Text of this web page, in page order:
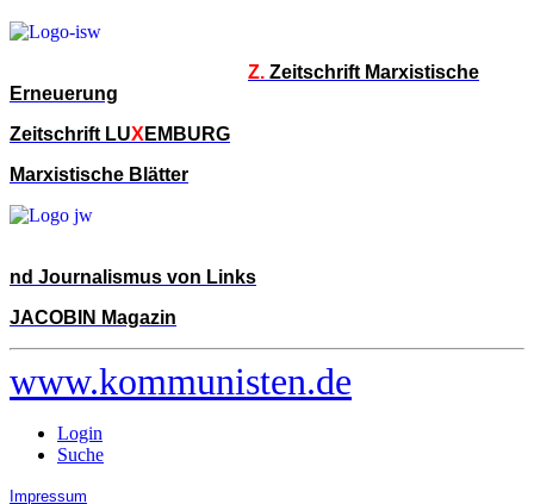
Z. Zeitschrift Marxistische
Erneuerung
Zeitschrift LUX EMBURG
Marxistische Blätter
nd Journalismus von Links
JACOBIN Magazin
www.kommunisten.de
Login
Suche
Impressum